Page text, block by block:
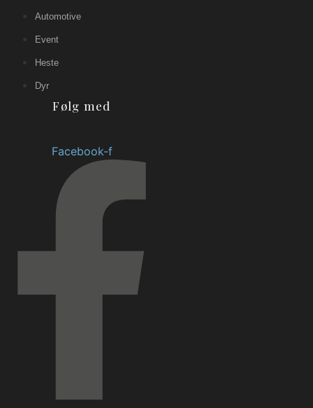
Automotive
Event
Heste
Dyr
Følg med
Facebook-f